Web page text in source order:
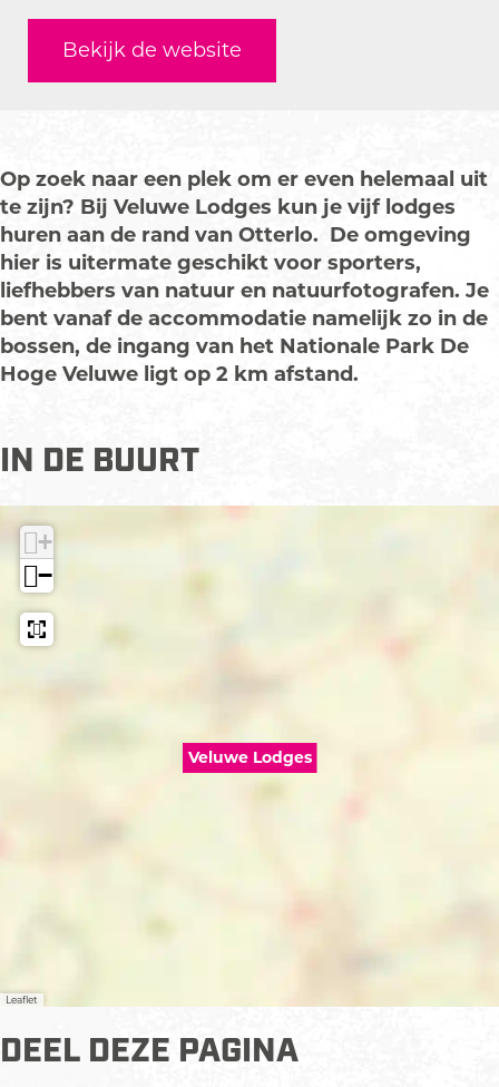
u
w
o
d
g
e
s
e
l
e
L
o
d
g
e
s
V
e
w
e
L
o
d
g
e
s
V
e
w
e
L
o
d
g
e
s
Bekijk de website
Op zoek naar een plek om er even helemaal uit
te zijn? Bij Veluwe Lodges kun je vijf lodges
huren aan de rand van Otterlo. De omgeving
hier is uitermate geschikt voor sporters,
liefhebbers van natuur en natuurfotografen. Je
bent vanaf de accommodatie namelijk zo in de
bossen, de ingang van het Nationale Park De
Hoge Veluwe ligt op 2 km afstand.
IN DE BUURT
Veluwe Lodges
+
−
Leaflet
DEEL DEZE PAGINA